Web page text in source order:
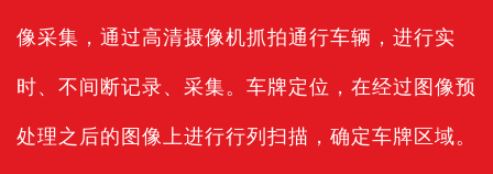
像采集，通过高清摄像机抓拍通行车辆，进行实
时、不间断记录、采集。车牌定位，在经过图像预
处理之后的图像上进行行列扫描，确定车牌区域。